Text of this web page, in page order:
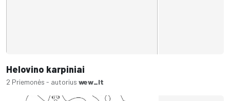
Helovino karpiniai
2 Priemonės - autorius wew_lt